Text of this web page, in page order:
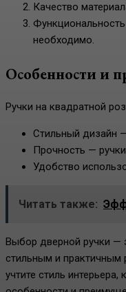
Качество
необходимо.
Особенности и
Ручки на квадратной
Стильный дизайн
Прочность —
Удобство
Читать также:
Выбор дверной ручки —
стильным и практичным
учтите стиль